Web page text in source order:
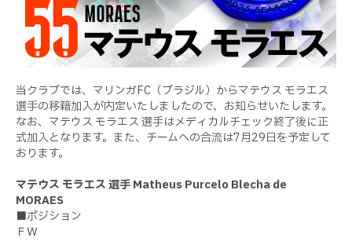
当クラブでは、マリンガFC（ブラジル）からマテウス モラエス
選手の移籍加入が内定いたしましたので、お知らせいたします。
なお、マテウス モラエス 選手はメディカルチェック終了後に正
式加入となります。また、チームへの合流は7月29日を予定して
おります。
マテウス モラエス 選手 Matheus Purcelo Blecha de
MORAES
■ポジション
ＦＷ